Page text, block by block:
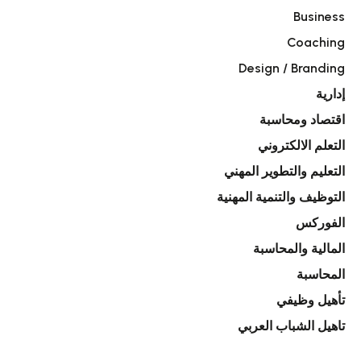
Business
Coaching
Design / Branding
إدارية
اقتصاد ومحاسبة
التعلم الالكتروني
التعليم والتطوير المهني
التوظيف والتنمية المهنية
الفوركس
المالية والمحاسبة
المحاسبة
تأهيل وظيفي
تاهيل الشباب العربي